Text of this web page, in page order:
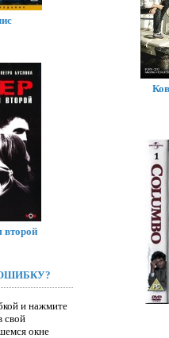
и нажмите
свой
окне